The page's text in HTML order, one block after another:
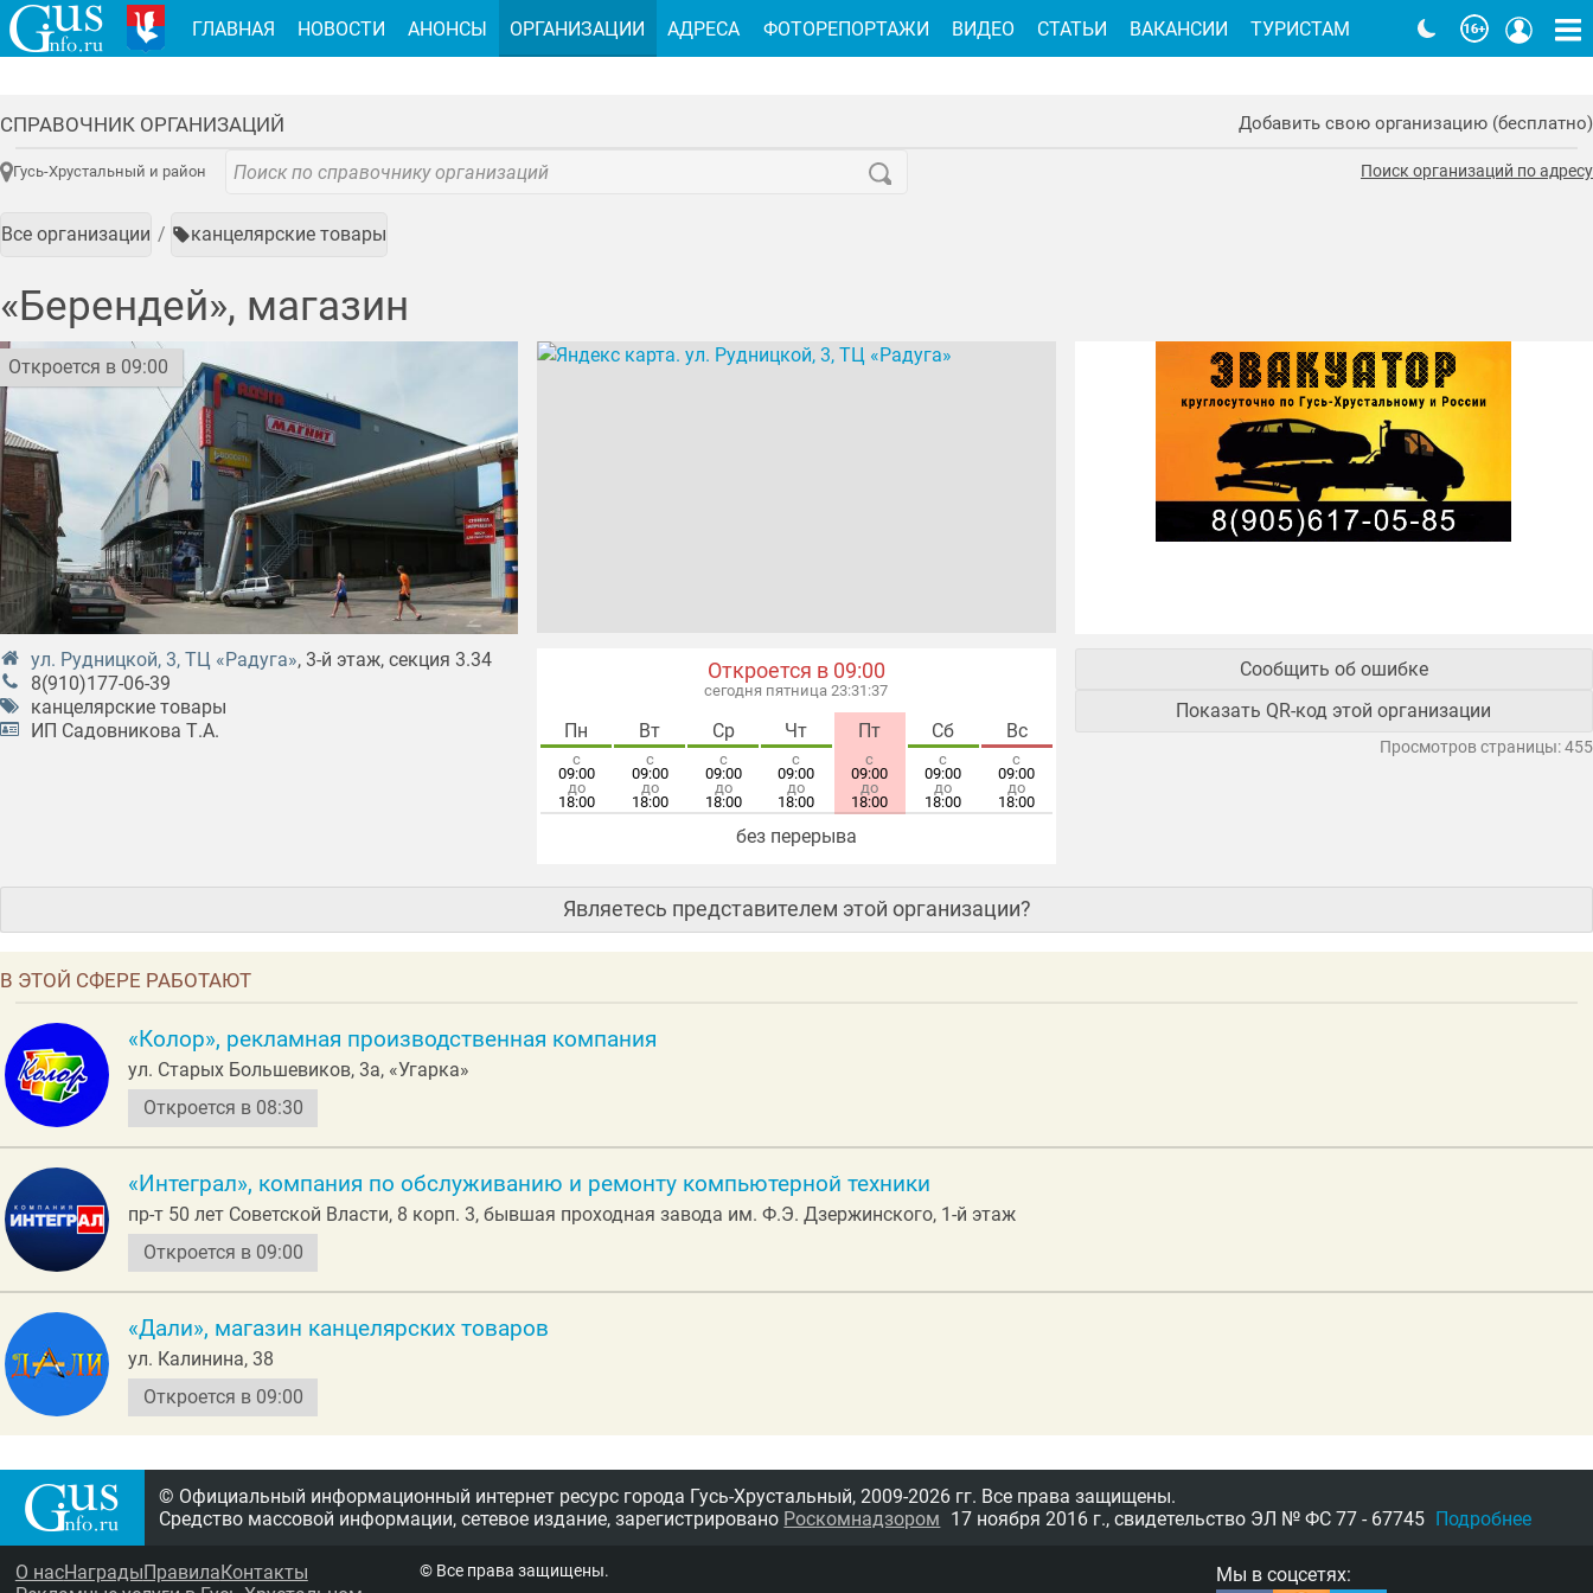
СПРАВОЧНИК ОРГАНИЗАЦИЙ Добавить свою организацию (бесплатно)
Гусь-Хрустальный и район Поиск организаций по адресу
Все организации канцелярские товары
«Берендей», магазин
Откроется в 09:00
ул. Рудницкой, 3, ТЦ «Радуга», 3-й этаж, секция 3.34
8(910)177-06-39
канцелярские товары
ИП Садовникова Т.А.
Откроется в 09:00
сегодня пятница 23:31:37
Пн
с
09:00
до
18:00
Вт
с
09:00
до
18:00
Ср
с
09:00
до
18:00
Чт
с
09:00
до
18:00
Пт
с
09:00
до
18:00
Сб
с
09:00
до
18:00
Вс
с
09:00
до
18:00
без перерыва
Сообщить об ошибке
Показать QR-код этой организации
Просмотров страницы: 455
Являетесь представителем этой организации?
В ЭТОЙ СФЕРЕ РАБОТАЮТ
«Колор», рекламная производственная компания
ул. Старых Большевиков, 3а, «Угарка»
Откроется в 08:30
«Интеграл», компания по обслуживанию и ремонту компьютерной техники
пр-т 50 лет Советской Власти, 8 корп. 3, бывшая проходная завода им. Ф.Э. Дзержинского, 1-й этаж
Откроется в 09:00
«Дали», магазин канцелярских товаров
ул. Калинина, 38
Откроется в 09:00
ГЛАВНАЯ НОВОСТИ АНОНСЫ ОРГАНИЗАЦИИ АДРЕСА ФОТОРЕПОРТАЖИ ВИДЕО СТАТЬИ ВАКАНСИИ ТУРИСТАМ
© Официальный информационный интернет ресурс города Гусь-Хрустальный, 2009-2026 гг. Все права защищены.
Средство массовой информации, сетевое издание, зарегистрировано Роскомнадзором 17 ноября 2016 г., свидетельство ЭЛ № ФС 77 - 67745 Подробнее
Мы в соцсетях:
О насНаградыПравилаКонтакты
© Все права защищены.